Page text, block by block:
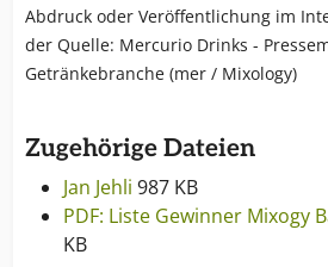
Abdruck oder Veröffentlichung im
der Quelle: Mercurio Drinks -
Getränkebranche (mer / Mixology)
Zugehörige Dateien
Jan Jehli 987 KB
PDF: Liste Gewinner Mixogy
KB